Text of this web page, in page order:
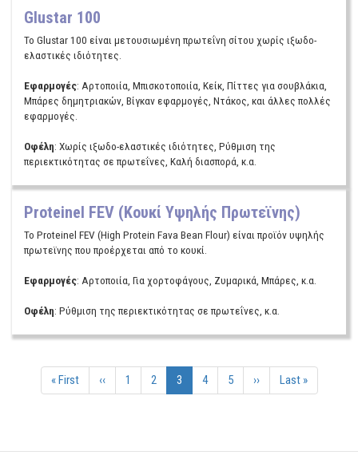
Glustar 100
Το Glustar 100 είναι μετουσιωμένη πρωτεΐνη σίτου χωρίς ιξωδο-
ελαστικές ιδιότητες.
Εφαρμογές: Αρτοποιία, Mπισκοτοποιία, Κείκ, Πίττες για σουβλάκια,
Μπάρες δημητριακών, Βίγκαν εφαρμογές, Ντάκος, και άλλες πολλές
εφαρμογές.
Οφέλη: Xωρίς ιξωδο-ελαστικές ιδιότητες, Ρύθμιση της
περιεκτικότητας σε πρωτεΐνες, Καλή διασπορά, κ.α.
Proteinel FEV (Κουκί Υψηλής Πρωτεϊνης)
Το Proteinel FEV (High Protein Fava Bean Flour) είναι προϊόν υψηλής
πρωτεϊνης που προέρχεται από το κουκί.
Εφαρμογές: Αρτοποιία, Για χορτοφάγους, Ζυμαρικά, Μπάρες, κ.α.
Οφέλη: Ρύθμιση της περιεκτικότητας σε πρωτεΐνες, κ.α.
Σελιδοποίηση
Πρώτη
σελιδα
« First
Προηγούμενη
σελίδα
‹‹ Σελίδα
1 Σελίδα
2
Τρέχουσα
σελίδα
3 Σελίδα
4 Σελίδα
5
Επόμενη
σελίδα
››
Τελευταία
σελίδα
Last »